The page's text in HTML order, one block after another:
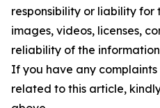
responsibility or liability
images, videos, licenses,
reliability of the
If you have any complaints
related to this article,